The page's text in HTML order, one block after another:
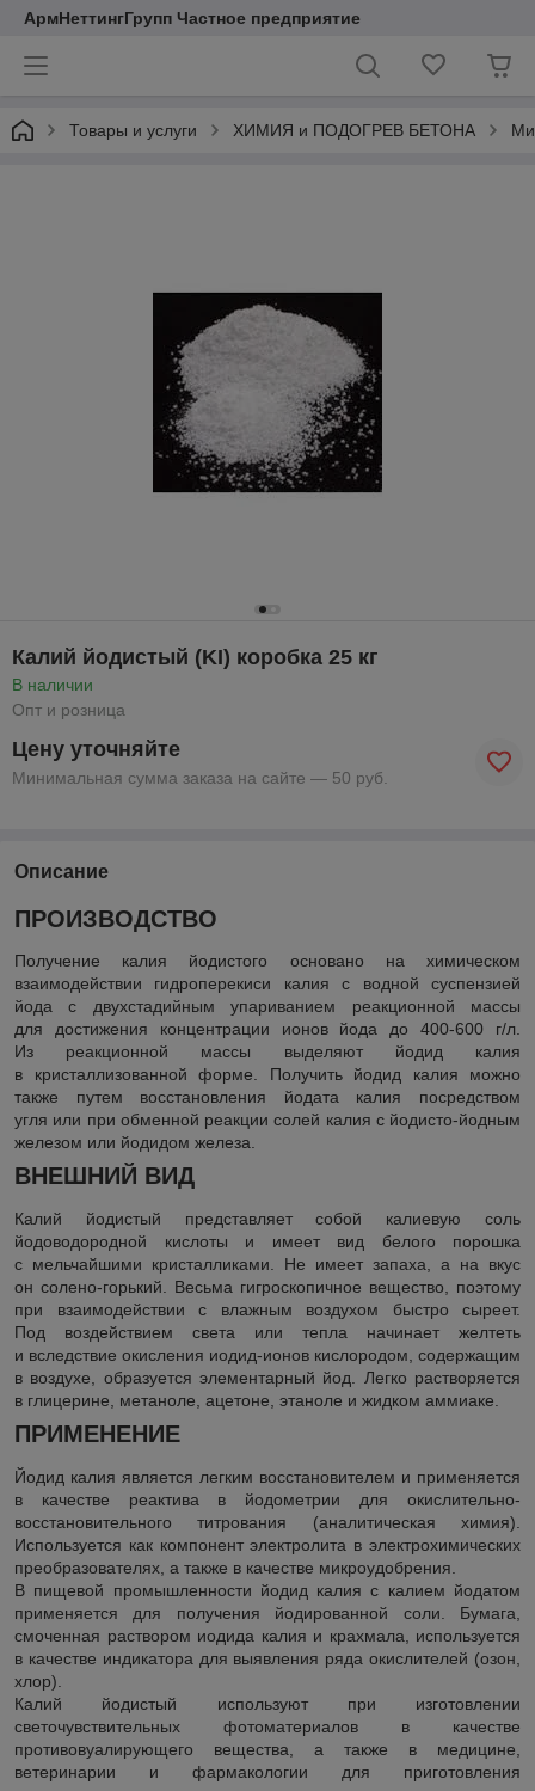
АрмНеттингГрупп Частное предприятие
Товары и услуги ХИМИЯ и ПОДОГРЕВ БЕТОНА
Калий йодистый (KI) коробка 25 кг
В наличии
Опт и розница
Цену уточняйте
Минимальная сумма заказа на сайте — 50 руб.
Описание
ПРОИЗВОДСТВО
Получение калия йодистого основано на химическом
взаимодействии гидроперекиси калия с водной суспензией
йода с двухстадийным упариванием реакционной массы
для достижения концентрации ионов йода до 400-600 г/л.
Из реакционной массы выделяют йодид калия
в кристаллизованной форме. Получить йодид калия можно
также путем восстановления йодата калия посредством
угля или при обменной реакции солей калия с йодисто-йодным
железом или йодидом железа.
ВНЕШНИЙ ВИД
Калий йодистый представляет собой калиевую соль
йодоводородной кислоты и имеет вид белого порошка
с мельчайшими кристалликами. Не имеет запаха, а на вкус
он солено-горький. Весьма гигроскопичное вещество, поэтому
при взаимодействии с влажным воздухом быстро сыреет.
Под воздействием света или тепла начинает желтеть
и вследствие окисления иодид-ионов кислородом, содержащим
в воздухе, образуется элементарный йод. Легко растворяется
в глицерине, метаноле, ацетоне, этаноле и жидком аммиаке.
ПРИМЕНЕНИЕ
Йодид калия является легким восстановителем и применяется
в качестве реактива в йодометрии для окислительно-
восстановительного титрования
(аналитическая химия).
Используется как компонент электролита в электрохимических
преобразователях, а также в качестве микроудобрения.
В пищевой промышленности йодид калия с калием йодатом
применяется для получения йодированной соли. Бумага,
смоченная раствором иодида калия и крахмала, используется
в качестве индикатора для выявления ряда окислителей (озон
хлор).
Калий йодистый используют при изготовлении
светочувствительных фотоматериалов в качестве
противовуалирующего вещества, а также в медицине,
ветеринарии и фармакологии для приготовления